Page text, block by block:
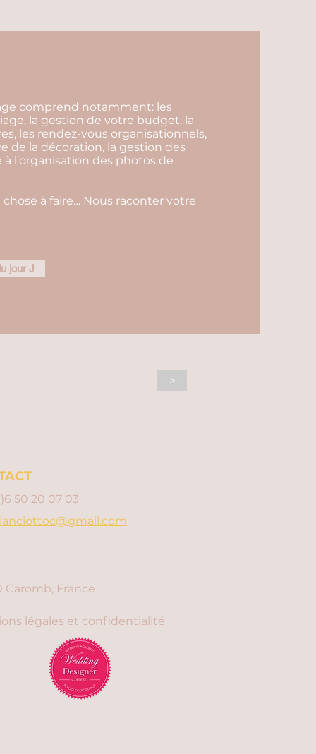
comprend notamment: les
la gestion de votre budget, la
les rendez-vous organisationnels,
de la décoration, la gestion des
à l’organisation des photos de
à faire… Nous raconter votre
jour J
>
50 20 07 03
Caromb, France
légales et confidentialité